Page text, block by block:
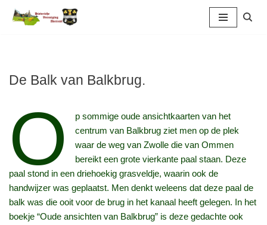
inhoud
De Balk van Balkbrug.
O
p sommige oude ansichtkaarten van het
centrum van Balkbrug ziet men op de plek
waar de weg van Zwolle die van Ommen
bereikt een grote vierkante paal staan. Deze
paal stond in een driehoekig grasveldje, waarin ook de
handwijzer was geplaatst. Men denkt weleens dat deze paal de
balk was die ooit voor de brug in het kanaal heeft gelegen. In het
boekje “Oude ansichten van Balkbrug” is deze gedachte ook